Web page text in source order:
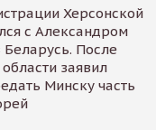
Херсонской
с Александром
После
заявил
Минску часть